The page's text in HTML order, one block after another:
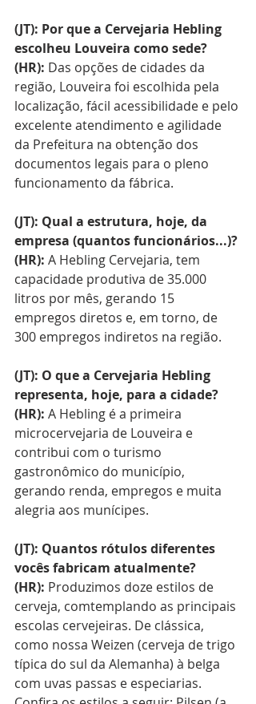
(JT): Por que a Cervejaria Hebling
escolheu Louveira como sede?
(HR): Das opções de cidades da
região, Louveira foi escolhida pela
localização, fácil acessibilidade e pelo
excelente atendimento e agilidade
da Prefeitura na obtenção dos
documentos legais para o pleno
funcionamento da fábrica.
(JT): Qual a estrutura, hoje, da
empresa (quantos funcionários...)?
(HR): A Hebling Cervejaria, tem
capacidade produtiva de 35.000
litros por mês, gerando 15
empregos diretos e, em torno, de
300 empregos indiretos na região.
(JT): O que a Cervejaria Hebling
representa, hoje, para a cidade?
(HR): A Hebling é a primeira
microcervejaria de Louveira e
contribui com o turismo
gastronômico do município,
gerando renda, empregos e muita
alegria aos munícipes.
(JT): Quantos rótulos diferentes
vocês fabricam atualmente?
(HR): Produzimos doze estilos de
cerveja, comtemplando as principais
escolas cervejeiras. De clássica,
como nossa Weizen (cerveja de trigo
típica do sul da Alemanha) à belga
com uvas passas e especiarias.